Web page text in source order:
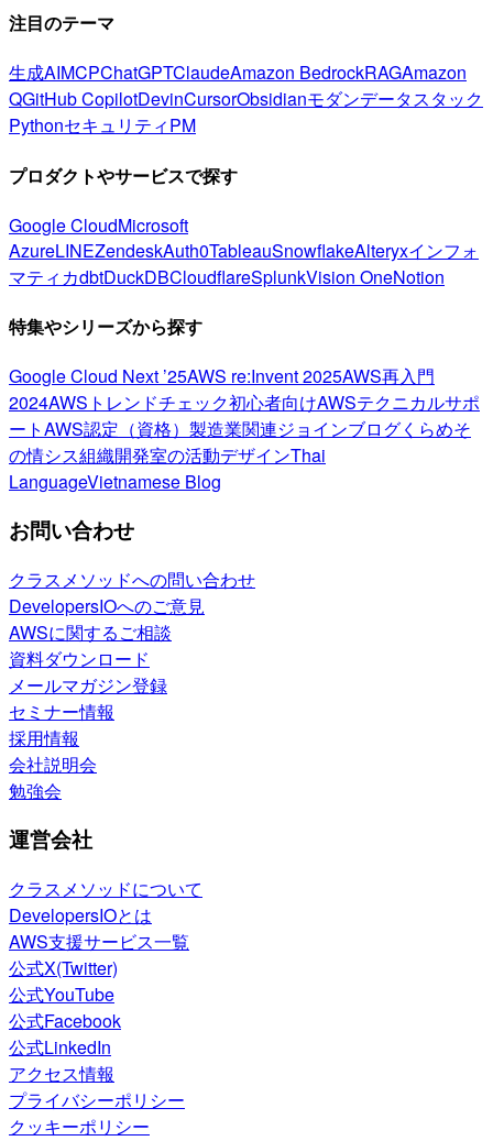
注目のテーマ
生成AIMCPChatGPTClaudeAmazon BedrockRAGAmazon
QGitHub CopilotDevinCursorObsidianモダンデータスタック
PythonセキュリティPM
プロダクトやサービスで探す
Google CloudMicrosoft
AzureLINEZendeskAuth0TableauSnowflakeAlteryxインフォ
マティカdbtDuckDBCloudflareSplunkVision OneNotion
特集やシリーズから探す
Google Cloud Next ’25AWS re:Invent 2025AWS再入門
2024AWSトレンドチェック初心者向けAWSテクニカルサポ
ートAWS認定（資格） 製造業関連ジョインブログくらめそ
の情シス組織開発室の活動デザインThai
LanguageVietnamese Blog
お問い合わせ
クラスメソッドへの問い合わせ
DevelopersIOへのご意見
AWSに関するご相談
資料ダウンロード
メールマガジン登録
セミナー情報
採用情報
会社説明会
勉強会
運営会社
クラスメソッドについて
DevelopersIOとは
AWS支援サービス一覧
公式X(Twitter)
公式YouTube
公式Facebook
公式LinkedIn
アクセス情報
プライバシーポリシー
クッキーポリシー